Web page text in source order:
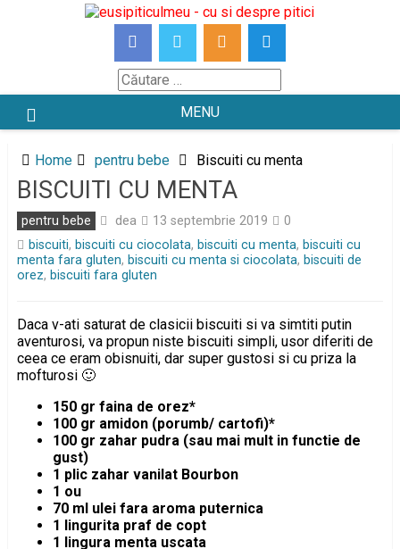
Căutare
MENU
Home pentru bebe Biscuiti cu menta
BISCUITI CU MENTA
pentru bebe dea 13 septembrie 2019
0
biscuiti, biscuiti cu ciocolata, biscuiti cu menta, biscuiti cu
menta fara gluten, biscuiti cu menta si ciocolata, biscuiti de
orez, biscuiti fara gluten
Daca v-ati saturat de clasicii biscuiti si va simtiti putin
aventurosi, va propun niste biscuiti simpli, usor diferiti de
ceea ce eram obisnuiti, dar super gustosi si cu priza la
mofturosi 🙂
150 gr faina de orez*
100 gr amidon (porumb/ cartofi)*
100 gr zahar pudra (sau mai mult in functie de
gust)
1 plic zahar vanilat Bourbon
1 ou
70 ml ulei fara aroma puternica
1 lingurita praf de copt
1 lingura menta uscata